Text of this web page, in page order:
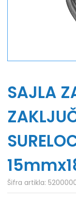
SAJLA
Šifra artikla: